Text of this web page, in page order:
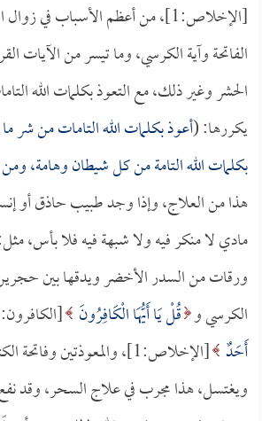
[الإخلاص:1]، من أعظم الأسباب في
الفاتحة وآية الكرسي، وما تيسر من الآيات
الحشر وغير ذلك، مع التعوذ بكلمات الله
يكررها: (أعوذ بكلمات الله التامات من شر
بكلمات الله التامة من كل شيطان وهامة،
هذا من العلاج، وإذا وجد طبيب حاذق أو
مادي لا منكر فيه ولا شبهة فيه فلا بأس،
ورقات من السدر الأخضر ويدقها بين حجرين
الكرسي و قُلْ يَا أَيُّهَا الْكَافِرُونَ [الكافرون:1]، و
أَحَدٌ
[الإخلاص:1]، والمعوذتين
ويغتسل، هذا مجرب في علاج السحر، وقد نفع